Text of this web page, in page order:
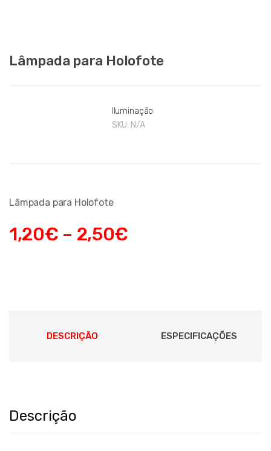
Lâmpada para Holofote
Iluminação
SKU: N/A
Lâmpada para Holofote
1,20€ – 2,50€
DESCRIÇÃO ESPECIFICAÇÕES
Descrição